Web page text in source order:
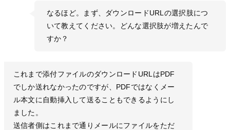
なるほど。まず、ダウンロードURLの選択肢につ
いて教えてください。どんな選択肢が増えたんで
すか？
これまで添付ファイルのダウンロードURLはPDF
でしか送れなかったのですが、PDFではなくメー
ル本文に自動挿入して送ることもできるようにし
ました。
送信者側はこれまで通りメールにファイルをただ